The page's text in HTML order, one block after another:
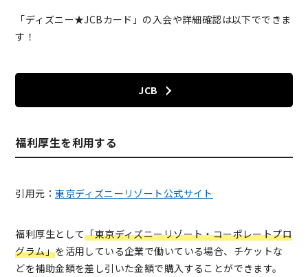
「ディズニー★JCBカード」の入会や詳細確認は以下でできま
す！
JCB
福利厚生を利用する
引用元：東京ディズニーリゾート公式サイト
福利厚生として「東京ディズニーリゾート・コーポレートプロ
グラム」を活用している企業で働いている場合、チケットな
どを補助金額を差し引いた金額で購入することができます。